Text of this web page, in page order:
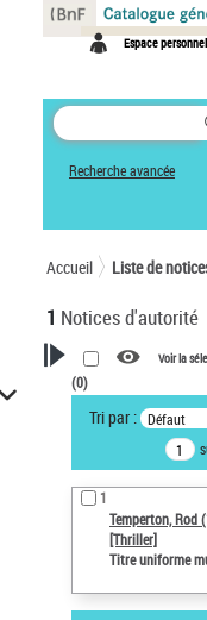
Espace personnel
Recherche avancée
Accueil Liste de
1 Notices d'autorité
VOTRE RECHERCHE
Recherche
notices d’autorité
Œuvres liées à
Temperton, Rod
Type de notice
Voir la
(0)
Tri par : Défaut
1
Temperton, Rod
[Thriller]
Titre uniforme
Panneau de gestion des cookies